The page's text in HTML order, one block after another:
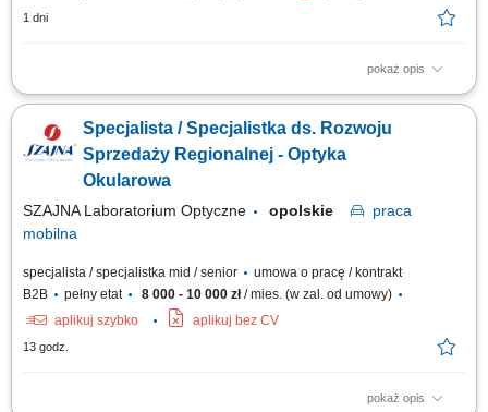
1 dni
pokaż opis
Na czym polega praca: Osoba na tym stanowisku wspiera istniejącą i
portfolio firmy. Twój zakres obowiązków: Aktywne pozyskiwanie nowych
klientów oraz sprzedaż systemów diagnostycznych marek Roche,
Randox, Nihon Kohden....
Specjalista / Specjalistka ds. Rozwoju
Sprzedaży Regionalnej - Optyka
Okularowa
SZAJNA Laboratorium Optyczne opolskie
praca
mobilna
specjalista / specjalistka mid / senior
umowa o pracę / kontrakt
B2B
pełny etat 8 000 - 10 000 zł/ mies. (w zal. od umowy)
aplikuj szybko
aplikuj bez CV
13 godz.
pokaż opis